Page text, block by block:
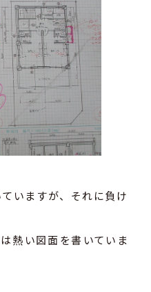
いますが、それに負け
熱い図面を書いていま